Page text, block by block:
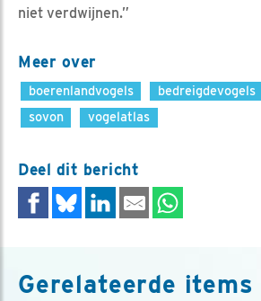
niet verdwijnen.”
Meer over
boerenlandvogels bedreigdevogels
sovon
vogelatlas
Deel dit bericht
Gerelateerde items